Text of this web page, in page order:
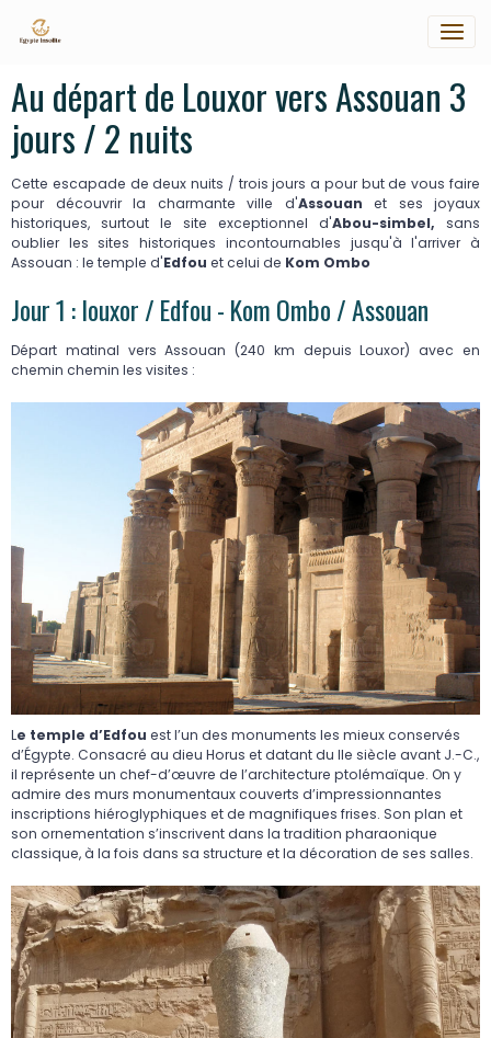
Au départ de Louxor vers Assouan 3
jours / 2 nuits
Cette escapade de deux nuits / trois jours a pour but de vous faire
pour découvrir la charmante ville d'Assouan et ses joyaux
historiques, surtout le site exceptionnel d'Abou-simbel, sans
oublier les sites historiques incontournables jusqu'à l'arriver à
Assouan : le temple d'Edfou et celui de Kom Ombo
Jour 1 : louxor / Edfou - Kom Ombo / Assouan
Départ matinal vers Assouan (240 km depuis Louxor) avec en
chemin chemin les visites :
Le temple d’Edfou est l’un des monuments les mieux conservés
d’Égypte. Consacré au dieu Horus et datant du IIe siècle avant J.-C.,
il représente un chef-d’œuvre de l’architecture ptolémaïque. On y
admire des murs monumentaux couverts d’impressionnantes
inscriptions hiéroglyphiques et de magnifiques frises. Son plan et
son ornementation s’inscrivent dans la tradition pharaonique
classique, à la fois dans sa structure et la décoration de ses salles.